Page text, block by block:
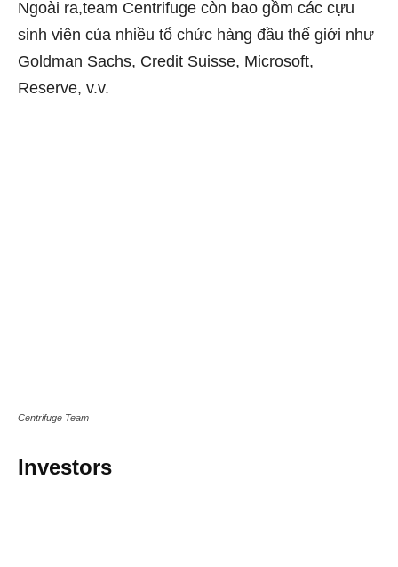
Ngoài ra,team Centrifuge còn bao gồm các cựu
sinh viên của nhiều tổ chức hàng đầu thế giới như
Goldman Sachs, Credit Suisse, Microsoft,
Reserve, v.v.
Centrifuge Team
Investors